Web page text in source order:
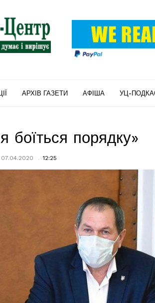
АРХІВ ГАЗЕТИ АФІША УЦ-
боїться порядку»
07.04.2020 12:25